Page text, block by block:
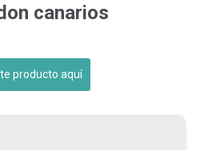
canarios
producto aquí